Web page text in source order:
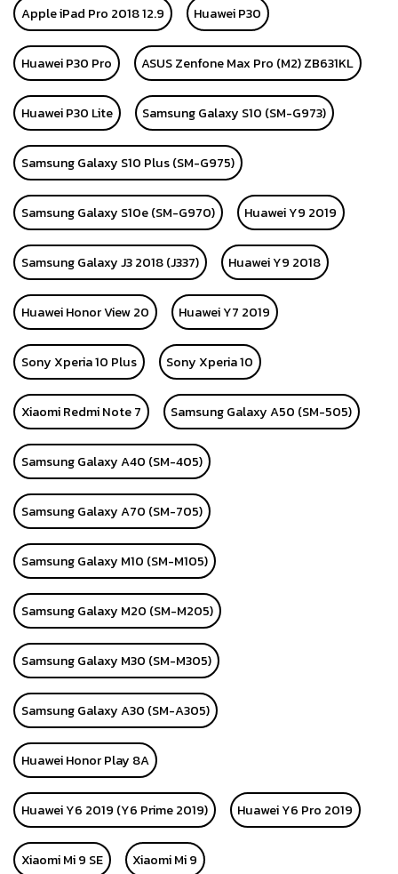
Apple iPad Pro 2018 12.9 Huawei P30
Huawei P30 Pro ASUS Zenfone Max Pro (M2) ZB631KL
Huawei P30 Lite Samsung Galaxy S10 (SM-G973)
Samsung Galaxy S10 Plus (SM-G975)
Samsung Galaxy S10e (SM-G970) Huawei Y9 2019
Samsung Galaxy J3 2018 (J337) Huawei Y9 2018
Huawei Honor View 20 Huawei Y7 2019
Sony Xperia 10 Plus Sony Xperia 10
Xiaomi Redmi Note 7 Samsung Galaxy A50 (SM-505)
Samsung Galaxy A40 (SM-405)
Samsung Galaxy A70 (SM-705)
Samsung Galaxy M10 (SM-M105)
Samsung Galaxy M20 (SM-M205)
Samsung Galaxy M30 (SM-M305)
Samsung Galaxy A30 (SM-A305)
Huawei Honor Play 8A
Huawei Y6 2019 (Y6 Prime 2019) Huawei Y6 Pro 2019
Xiaomi Mi 9 SE Xiaomi Mi 9